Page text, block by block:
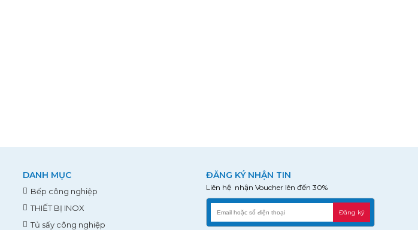
DANH MỤC
Bếp công nghiệp
THIẾT BỊ INOX
Tủ sấy công nghiệp
ĐĂNG KÝ NHẬN TIN
Liên hệ nhận Voucher lên đến 30%
Đăng ký